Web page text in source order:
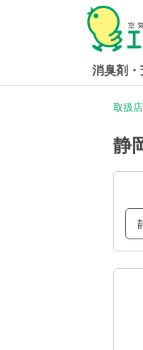
消臭剤・
取扱
静